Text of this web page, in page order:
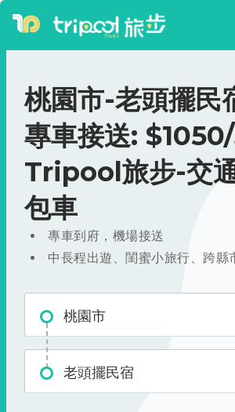
桃園市-老頭擺民
專車接送:
Tripool旅步-交
包車
專車到府，機場接送
中長程出遊、閨蜜小旅行、跨縣
桃園市
老頭擺民宿